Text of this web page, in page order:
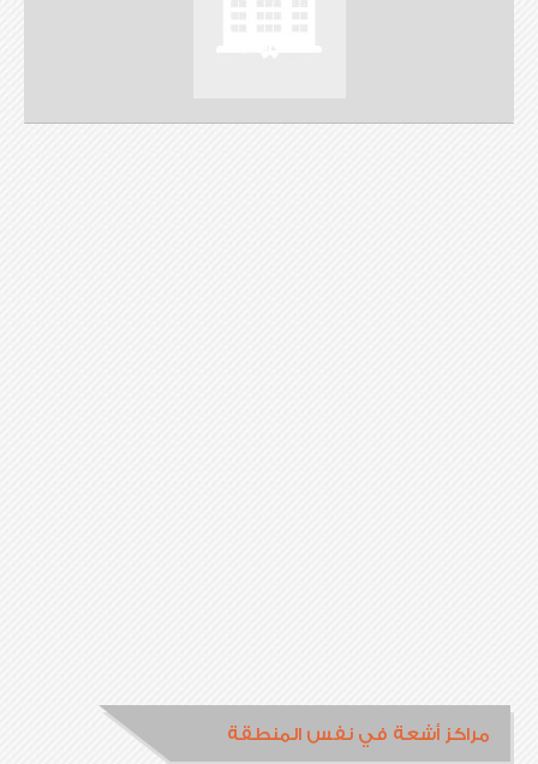
مراكز أشعة في نفس المنطقة